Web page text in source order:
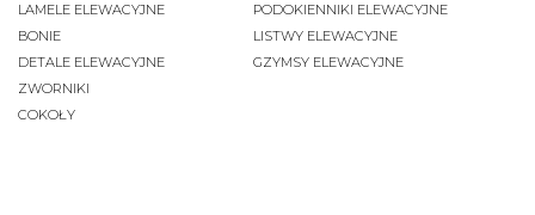
LAMELE ELEWACYJNE
BONIE
DETALE ELEWACYJNE
ZWORNIKI
COKOŁY
PODOKIENNIKI ELEWACYJNE
LISTWY ELEWACYJNE
GZYMSY ELEWACYJNE